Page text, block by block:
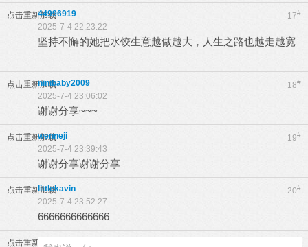
点击重新加载 17#
44996919
2025-7-4 22:23:22
坚持不懈的她把水饺生意越做越大，人生之路也越走越宽
点击重新加载 18#
ninibaby2009
2025-7-4 23:06:02
谢谢分享~~~
点击重新加载 19#
wenneji
2025-7-4 23:39:43
谢谢分享谢谢分享
点击重新加载 20#
littlekavin
2025-7-4 23:52:27
6666666666666
点击重新加载